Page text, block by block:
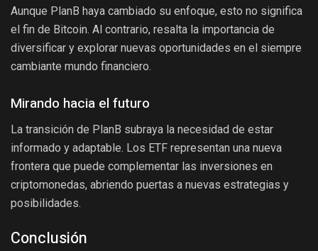
Aunque PlanB haya cambiado su enfoque, esto no significa
el fin de Bitcoin. Al contrario, resalta la importancia de
diversificar y explorar nuevas oportunidades en el siempre
cambiante mundo financiero.
Mirando hacia el futuro
La transición de PlanB subraya la necesidad de estar
informado y adaptable. Los ETF representan una nueva
frontera que puede complementar las inversiones en
criptomonedas, abriendo puertas a nuevas estrategias y
posibilidades.
Conclusión